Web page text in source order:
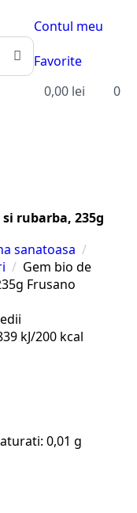
Contul meu
Favorite
0,00 lei 0
rubarba, 235g
sanatoasa
Gem bio de
Frusano
kJ/200 kcal
0,01 g